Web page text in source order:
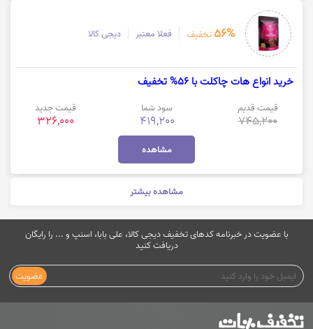
56% تخفیف فعلا معتبر دیجی کالا
خرید انواع هات چاکلت با 56% تخفیف
قیمت قدیم
745,200
سود شما
419,200
قیمت جدید
326,000
مشاهده
مشاهده بیشتر
با عضویت در خبرنامه کدهای تخفیف دیجی کالا، علی بابا، اسنپ و ... را رایگان
دریافت کنید
عضویت